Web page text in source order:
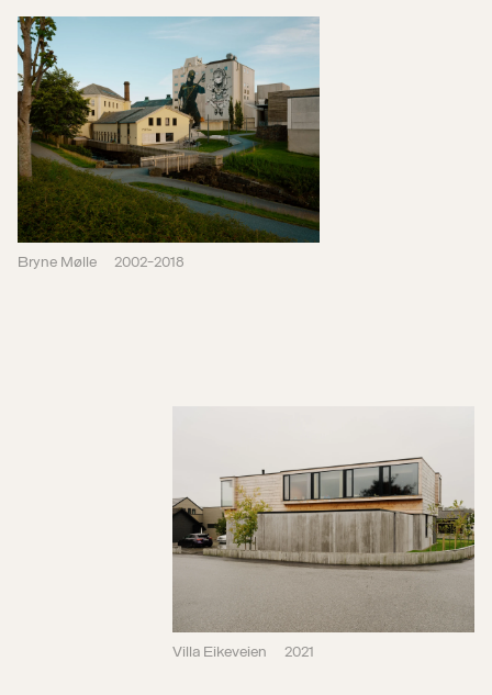
Bryne Mølle 2002-2018